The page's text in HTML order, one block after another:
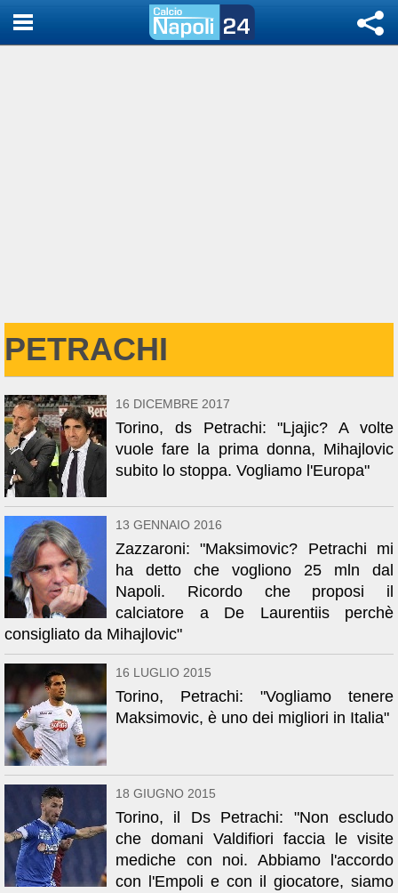
PETRACHI
16 DICEMBRE 2017
Torino, ds Petrachi: "Ljajic? A volte
vuole fare la prima donna, Mihajlovic
subito lo stoppa. Vogliamo l'Europa"
13 GENNAIO 2016
Zazzaroni: "Maksimovic? Petrachi mi
ha detto che vogliono 25 mln dal
Napoli. Ricordo che proposi il
calciatore a De Laurentiis perchè
consigliato da Mihajlovic"
16 LUGLIO 2015
Torino, Petrachi: "Vogliamo tenere
Maksimovic, è uno dei migliori in Italia"
18 GIUGNO 2015
Torino, il Ds Petrachi: "Non escludo
che domani Valdifiori faccia le visite
mediche con noi. Abbiamo l'accordo
con l'Empoli e con il giocatore, siamo